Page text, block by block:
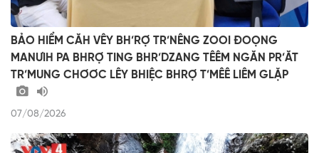
BẢO HIỂM CĂH VÊY BH’RỢ TR’NÊNG ZOOI ĐOỌNG
MANƯIH PA BHRỢ TING BHR’DZANG TÊÊM NGĂN PR’ĂT
TR’MUNG CHƠƠC LÊY BHIỆC BHRỢ T’MÊÊ LIÊM GLẶP
07/08/2026